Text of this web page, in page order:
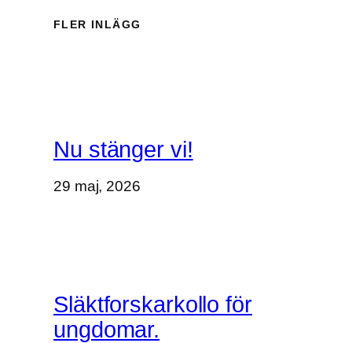
FLER INLÄGG
Nu stänger vi!
29 maj, 2026
Släktforskarkollo för
ungdomar.